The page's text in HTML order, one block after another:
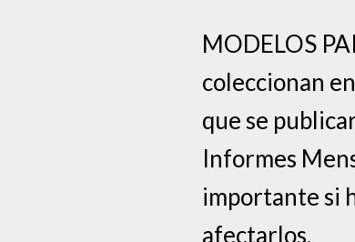
MODELOS
coleccionan
que se
Informes
importante si
afectarlos.